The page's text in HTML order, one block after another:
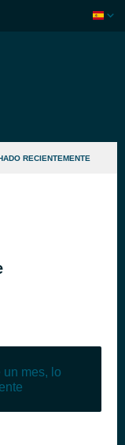
RECIENTEMENTE
mes, lo